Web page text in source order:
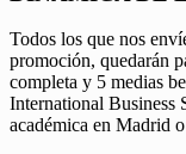
Todos los que nos
promoción, quedarán
completa y 5 medias
International Business
académica en Madrid